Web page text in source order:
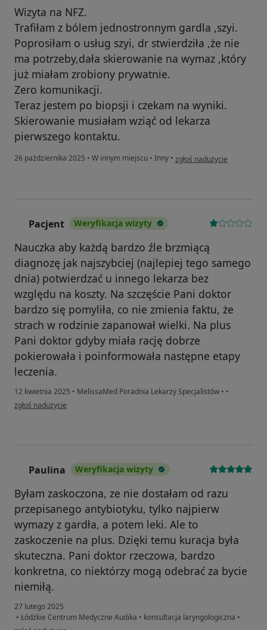
Wizyta na NFZ.
Trafiłam z bólem jednostronnym gardla ,szyi.
Poprosiłam o usług szyi, dr stwierdziła ,że nie
ma potrzeby,dała skierowanie na wymaz ,który
już miałam zrobiony prywatnie.
Zero komunikacji.
Teraz jestem po biopsji i czekam na wyniki.
Skierowanie musiałam wziąć od lekarza
pierwszego kontaktu.
26 października 2025 • W innym miejscu • Inny • w opinii użytkownika Ak
zgłoś nadużycie
Pacjent Weryfikacja wizyty
Nauczka aby każdą bardzo źle brzmiącą
diagnozę jak najszybciej (najlepiej tego samego
dnia) potwierdzać u innego lekarza bez
względu na koszty. Na szczęście Pani doktor
bardzo się pomyliła, co nie zmienia faktu, że
strach w rodzinie zapanował wielki. Na plus
Pani doktor gdyby miała rację dobrze
pokierowała i poinformowała następne etapy
leczenia.
12 kwietnia 2025 • MelissaMed Poradnia Lekarzy Specjalistów • •
w opinii użytkownika Pacjent
zgłoś nadużycie
Paulina Weryfikacja wizyty
Byłam zaskoczona, ze nie dostałam od razu
przepisanego antybiotyku, tylko najpierw
wymazy z gardła, a potem leki. Ale to
zaskoczenie na plus. Dzięki temu kuracja była
skuteczna. Pani doktor rzeczowa, bardzo
konkretna, co niektórzy mogą odebrać za bycie
niemiłą.
27 lutego 2025
• Łódzkie Centrum Medyczne Audika • konsultacja laryngologiczna •
w opinii użytkownika Paulina